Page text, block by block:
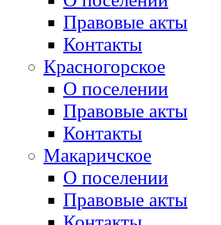
Правовые акты
Контакты
Красногорское
О поселении
Правовые акты
Контакты
Макаричское
О поселении
Правовые акты